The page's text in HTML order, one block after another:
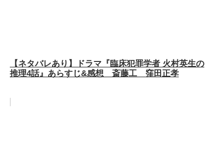
【ネタバレあり】ドラマ『臨床犯罪学者 火村英生の
推理4話』あらすじ&感想 斎藤工 窪田正孝